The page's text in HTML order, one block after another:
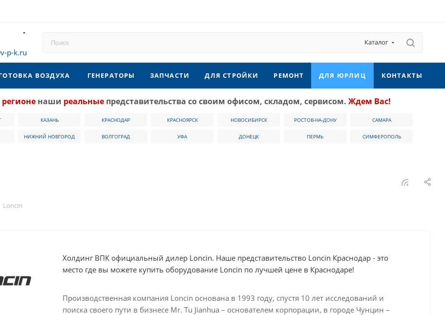
p-k.ru
Каталог
ВОЗДУХА ГЕНЕРАТОРЫ ЗАПЧАСТИ ДЛЯ СТРОЙКИ РЕМОНТ ДЛЯ ЮРЛИЦ КОНТАКТЫ
наши реальные представительства со своим офисом, складом, сервисом. Ждем Вас!
КАЗАНЬ КРАСНОДАР КРАСНОЯРСК НОВОСИБИРСК РОСТОВ-НА-ДОНУ САМАРА
НИЖНИЙ НОВГОРОД ВОЛГОГРАД УФА ДОНЕЦК ПЕРМЬ СИМФЕРОПОЛЬ
Loncin
Холдинг ВПК официальный дилер Loncin. Наше представительство Loncin Краснодар - это
место где вы можете купить оборудование Loncin по лучшей цене в Краснодаре!
Производственная компания Loncin основана в 1993 году, спустя 10 лет исследований и
поиска своего пути в бизнесе Mr. Tu Jianhua – основателем корпорации, в городе Чунцин –